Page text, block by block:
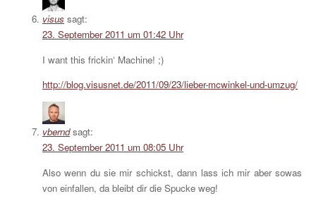
visus sagt:
23. September 2011 um 01:42 Uhr
I want this frickin‘ Machine! ;)
http://blog.visusnet.de/2011/09/23/lieber-mcwinkel-und-umzug/
vbernd sagt:
23. September 2011 um 08:05 Uhr
Also wenn du sie mir schickst, dann lass ich mir aber sowas
von einfallen, da bleibt dir die Spucke weg!